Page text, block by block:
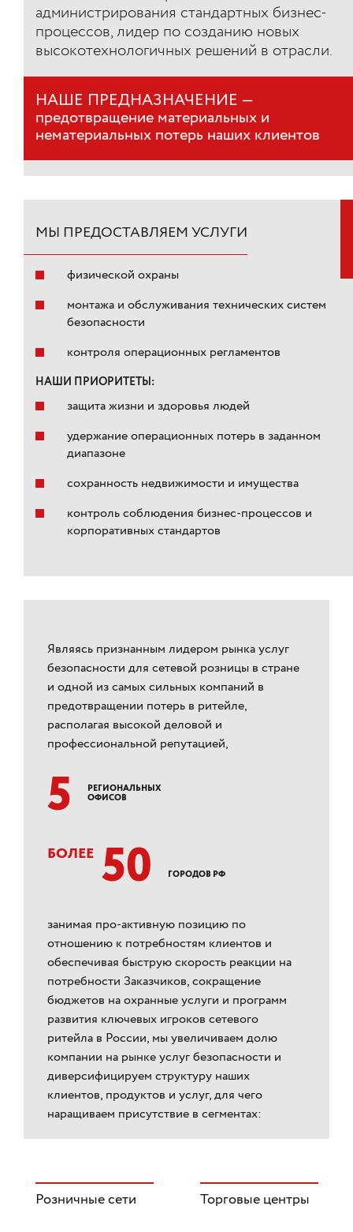
администрирования стандартных бизнес-
процессов, лидер по созданию новых
высокотехнологичных решений в отрасли.
НАШЕ ПРЕДНАЗНАЧЕНИЕ —
предотвращение материальных и
нематериальных потерь наших клиентов
МЫ ПРЕДОСТАВЛЯЕМ УСЛУГИ
физической охраны
монтажа и обслуживания технических систем
безопасности
контроля операционных регламентов
НАШИ ПРИОРИТЕТЫ:
защита жизни и здоровья людей
удержание операционных потерь в заданном
диапазоне
сохранность недвижимости и имущества
контроль соблюдения бизнес-процессов и
корпоративных стандартов
Являясь признанным лидером рынка услуг
безопасности для сетевой розницы в стране
и одной из самых сильных компаний в
предотвращении потерь в ритейле,
располагая высокой деловой и
профессиональной репутацией,
5 РЕГИОНАЛЬНЫХ
ОФИСОВ
БОЛЕЕ 50 ГОРОДОВ РФ
занимая про-активную позицию по
отношению к потребностям клиентов и
обеспечивая быструю скорость реакции на
потребности Заказчиков, сокращение
бюджетов на охранные услуги и программ
развития ключевых игроков сетевого
ритейла в России, мы увеличиваем долю
компании на рынке услуг безопасности и
диверсифицируем структуру наших
клиентов, продуктов и услуг, для чего
наращиваем присутствие в сегментах:
Розничные сети Торговые центры